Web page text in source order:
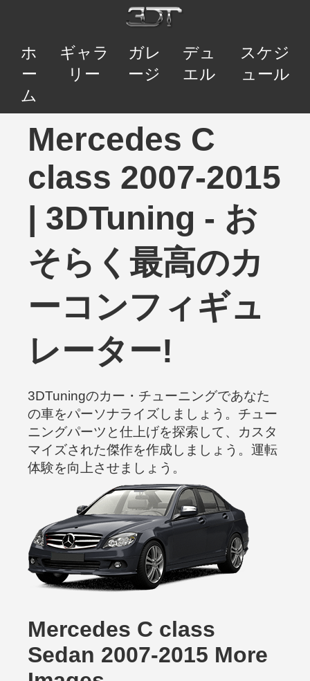
ホ
ー
ム
ギャラ
リー
ガレ
ージ
デュ
エル
スケジ
ュール
Mercedes C
class 2007-2015
| 3DTuning - お
そらく最高のカ
ーコンフィギュ
レーター!
3DTuningのカー・チューニングであなた
の車をパーソナライズしましょう。チュー
ニングパーツと仕上げを探索して、カスタ
マイズされた傑作を作成しましょう。運転
体験を向上させましょう。
Mercedes C class
Sedan 2007-2015 More